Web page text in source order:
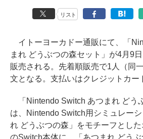
リスト
イトーヨーカドー通販にて、「
まれ どうぶつの森セット」が4月9
販売される。先着順販売で1人（同
文となる。支払いはクレジットカー
「Nintendo Switch あつまれ どう
は、Nintendo Switch用シミュレー
れ どうぶつの森」をモチーフとし